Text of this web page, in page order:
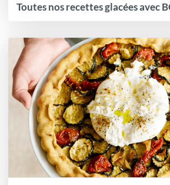
Toutes nos recettes glacées avec